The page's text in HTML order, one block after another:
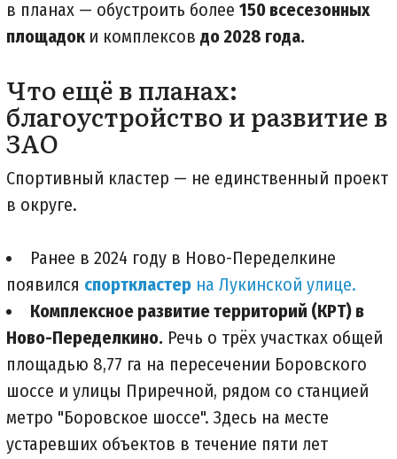
в планах — обустроить более 150 всесезонных
площадок и комплексов до 2028 года.
Что ещё в планах:
благоустройство и развитие в
ЗАО
Спортивный кластер — не единственный проект
в округе.
Ранее в 2024 году в Ново-Переделкине
появился спорткластер на Лукинской улице.
Комплексное развитие территорий (КРТ) в
Ново-Переделкино. Речь о трёх участках общей
площадью 8,77 га на пересечении Боровского
шоссе и улицы Приречной, рядом со станцией
метро "Боровское шоссе". Здесь на месте
устаревших объектов в течение пяти лет